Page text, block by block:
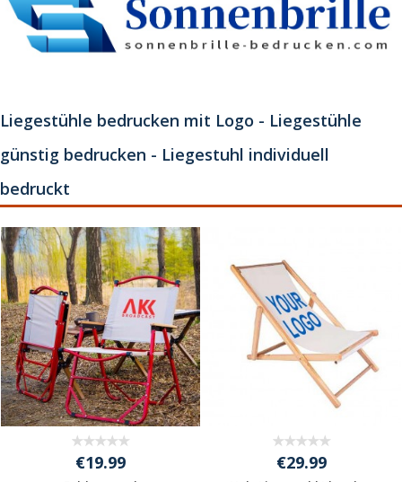
Liegestühle bedrucken mit Logo - Liegestühle
günstig bedrucken - Liegestuhl individuell
bedruckt
€19.99 €29.99